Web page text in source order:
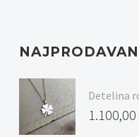
Detelina
1.100,00